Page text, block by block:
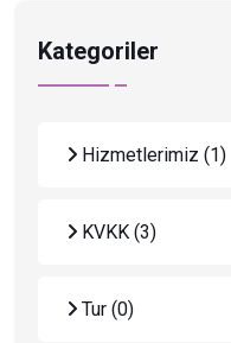
Kategoriler
Hizmetlerimiz (1)
KVKK (3)
Tur (0)